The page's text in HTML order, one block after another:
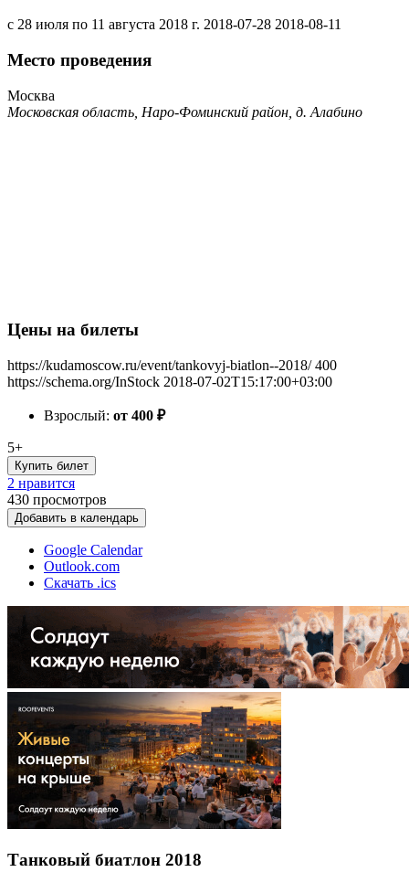
с 28 июля по 11 августа 2018 г. 2018-07-28 2018-08-11
Место проведения
Москва
Московская область, Наро-Фоминский район, д. Алабино
Цены на билеты
https://kudamoscow.ru/event/tankovyj-biatlon--2018/ 400
https://schema.org/InStock 2018-07-02T15:17:00+03:00
Взрослый: от 400 ₽
5+
Купить билет
2 нравится
430 просмотров
Добавить в календарь
Google Calendar
Outlook.com
Скачать .ics
Танковый биатлон 2018